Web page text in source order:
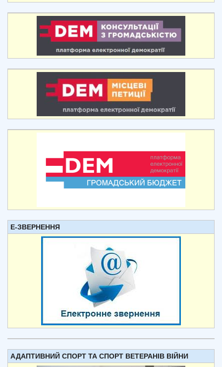
Е-ЗВЕРНЕННЯ
АДАПТИВНИЙ СПОРТ ТА СПОРТ ВЕТЕРАНІВ ВІЙНИ